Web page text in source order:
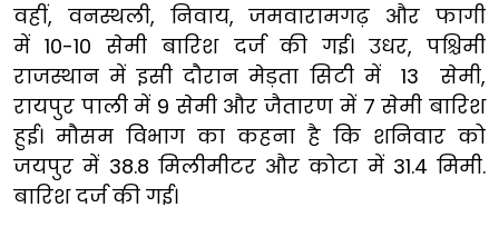
वहीं, वनस्थली, निवाय, जमवारामगढ़ और फागी
में 10-10 सेमी बारिश दर्ज की गई। उधर, पश्चिमी
राजस्थान में इसी दौरान मेड़ता सिटी में 13 सेमी,
रायपुर पाली में 9 सेमी और जैतारण में 7 सेमी बारिश
हुई। मौसम विभाग का कहना है कि शनिवार को
जयपुर में 38.8 मिलीमीटर और कोटा में 31.4 मिमी.
बारिश दर्ज की गई।